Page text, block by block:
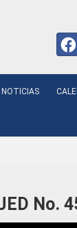
NOTICIAS
No.